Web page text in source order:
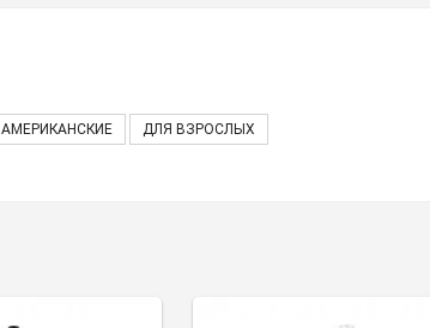
АМЕРИКАНСКИЕ ДЛЯ ВЗРОСЛЫХ